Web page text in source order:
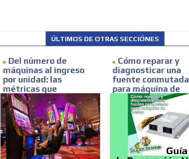
ÚLTIMOS DE OTRAS SECCIÓNES
Del número de
máquinas al ingreso
por unidad: las
métricas que
realmente describen
una sala
Cómo reparar y
diagnosticar una
fuente conmutada
para máquina de
casino